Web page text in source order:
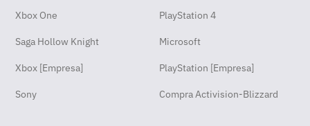
Xbox One PlayStation 4
Saga Hollow Knight Microsoft
Xbox [Empresa] PlayStation [Empresa]
Sony Compra Activision-Blizzard